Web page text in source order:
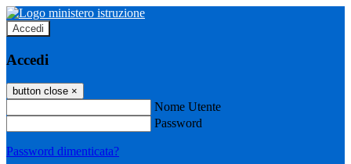
Accedi
Accedi
button close ×
Nome Utente
Password
Password dimenticata?